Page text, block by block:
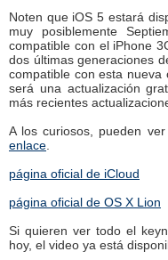
Noten que iOS 5 estará
muy posiblemente
compatible con el iPhone
dos últimas generaciones
compatible con esta
será una actualización
más recientes
A los curiosos, pueden
enlace
página oficial de iCloud
página oficial de OS X Lion
Si quieren ver todo el
hoy, el video ya está